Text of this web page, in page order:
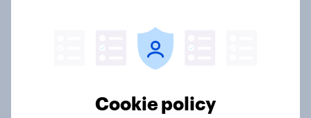
Il periodo festivo di dicembre
amplifica il divario
Gennaio porta un ritorno alla normalità che,
Cookie policy